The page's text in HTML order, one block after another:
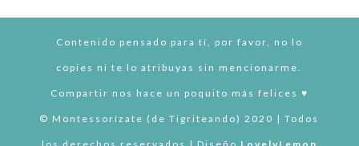
Contenido pensado para tí, por favor, no lo
copies ni te lo atribuyas sin mencionarme.
Compartir nos hace un poquito más felices ♥︎
© Montessorízate (de Tigriteando) 2020 | Todos